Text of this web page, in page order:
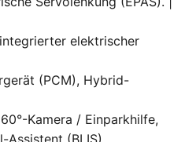
elektrischer
(PCM), Hybrid-
Kamera / Einparkhilfe,
Assistent (BLIS),